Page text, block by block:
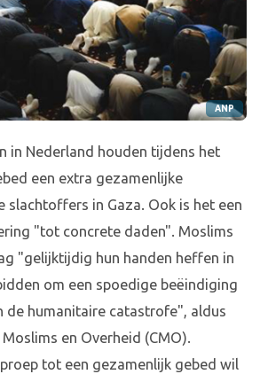
ANP
in Nederland houden tijdens het
een extra gezamenlijke
slachtoffers in Gaza. Ook is het een
"tot concrete daden". Moslims
"gelijktijdig hun handen heffen in
om een spoedige beëindiging
de humanitaire catastrofe", aldus
en Overheid (CMO).
tot een gezamenlijk gebed wil